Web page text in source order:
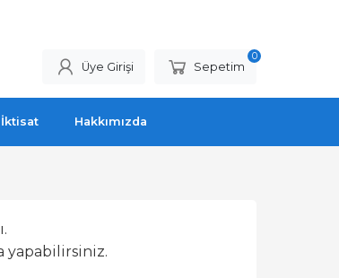
Üye Girişi Sepetim
0
İktisat Hakkımızda
yapabilirsiniz.